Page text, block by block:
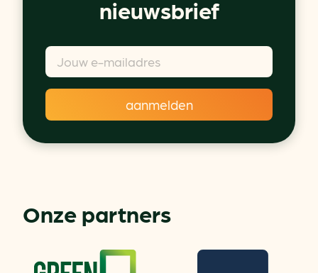
nieuwsbrief
Onze partners